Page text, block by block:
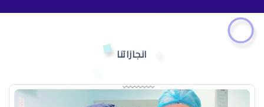
انجازاتنا